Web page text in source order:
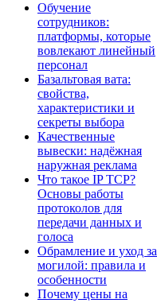
Обучение
сотрудников:
платформы, которые
вовлекают линейный
персонал
Базальтовая вата:
свойства,
характеристики и
секреты выбора
Качественные
вывески: надёжная
наружная реклама
Что такое IP TCP?
Основы работы
протоколов для
передачи данных и
голоса
Обрамление и уход за
могилой: правила и
особенности
Почему цены на